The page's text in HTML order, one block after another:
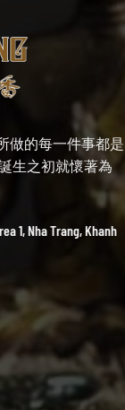
所做的每一件事都是
誕生之初就懷著為
1, Nha Trang, Khanh